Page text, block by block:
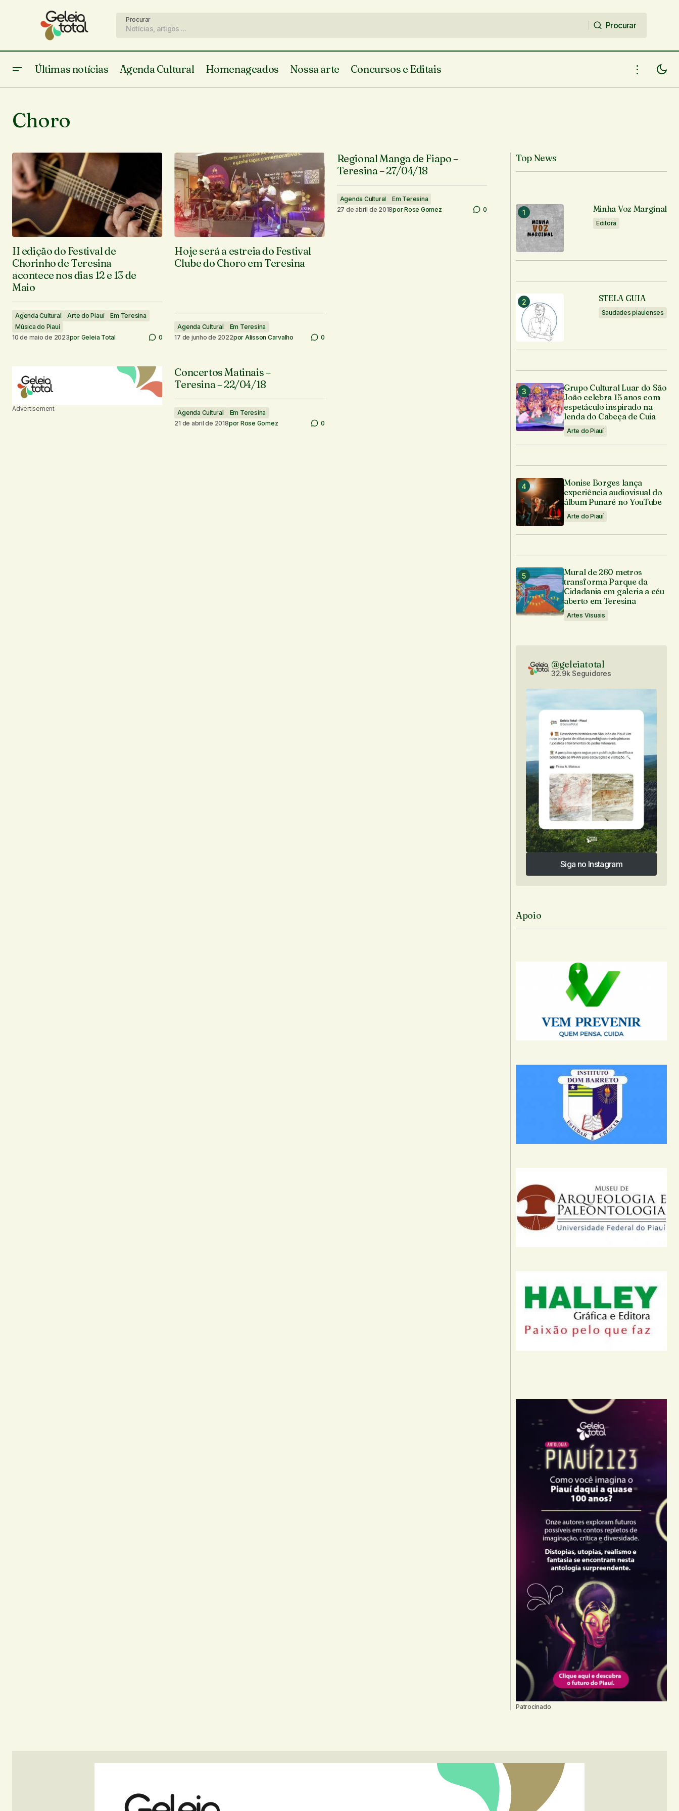
Procurar
Procurar
Últimas notícias Agenda Cultural Homenageados Nossa arte Concursos e Editais
Choro
II edição do Festival de
Chorinho de Teresina
acontece nos dias 12 e 13 de
Maio
Agenda Cultural Arte do Piauí
Em Teresina
Música do Piauí
10 de maio de 2023por Geleia Total 0
Hoje será a estreia do Festival
Clube do Choro em Teresina
Agenda Cultural
Em Teresina
17 de junho de 2022por Alisson Carvalho 0
Regional Manga de Fiapo –
Teresina – 27/04/18
Agenda Cultural
Em Teresina
27 de abril de 2018porRose Gomez 0
Advertisement
Concertos Matinais –
Teresina – 22/04/18
Agenda Cultural
Em Teresina
21 de abril de 2018por Rose Gomez 0
Top News
Minha Voz Marginal
Editora
STELA GUIA
Saudades piauienses
Grupo Cultural Luar do São
João celebra 15 anos com
espetáculo inspirado na
lenda do Cabeça de Cuia
Arte do Piauí
Monise Borges lança
experiência audiovisual do
álbum Punaré no YouTube
Arte do Piauí
Mural de 260 metros
transforma Parque da
Cidadania em galeria a céu
aberto em Teresina
Artes Visuais
@geleiatotal
32.9k Seguidores
Siga no Instagram
Siga no Instagram
Apoio
Patrocinado